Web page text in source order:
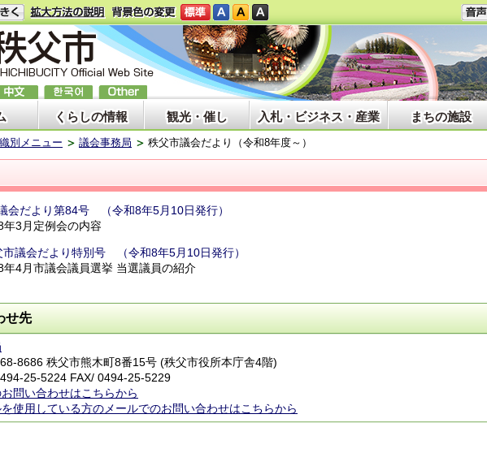
くらしの情報 観光・催し 入札・ビジネス・産業 まちの施設
別メニュー 議会事務局 秩父市議会だより（令和8年度～）
会だより第84号 （令和8年5月10日発行）
3月定例会の内容
市議会だより特別号 （令和8年5月10日発行）
月市議会議員選挙 当選議員の紹介
せ先
8686 秩父市熊木町8番15号 (秩父市役所本庁舎4階)
25-5224 FAX/ 0494-25-5229
問い合わせはこちらから
使用している方のメールでのお問い合わせはこちらから